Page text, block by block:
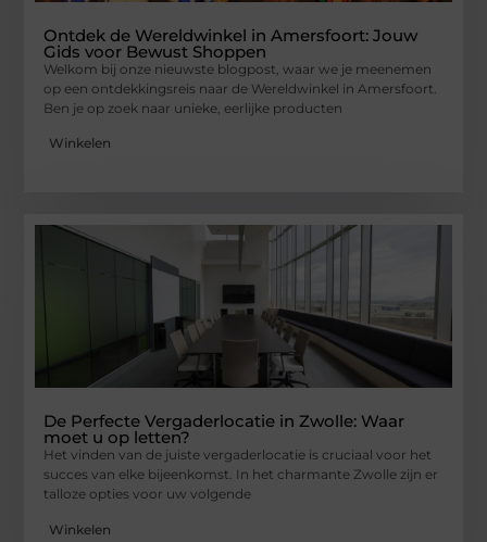
Ontdek de Wereldwinkel in Amersfoort: Jouw
Gids voor Bewust Shoppen
Welkom bij onze nieuwste blogpost, waar we je meenemen
op een ontdekkingsreis naar de Wereldwinkel in Amersfoort.
Ben je op zoek naar unieke, eerlijke producten
Winkelen
De Perfecte Vergaderlocatie in Zwolle: Waar
moet u op letten?
Het vinden van de juiste vergaderlocatie is cruciaal voor het
succes van elke bijeenkomst. In het charmante Zwolle zijn er
talloze opties voor uw volgende
Winkelen